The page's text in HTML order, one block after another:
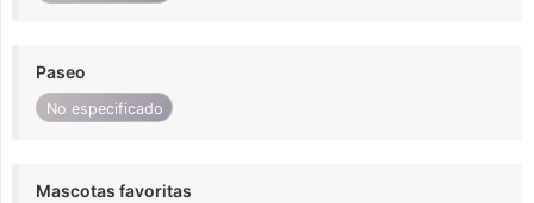
Paseo
No especificado
Mascotas favoritas